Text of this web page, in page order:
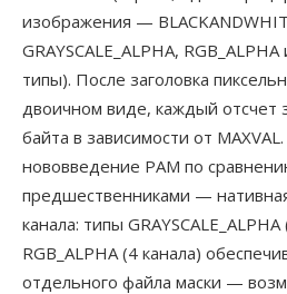
изображения —
GRAYSCALE_ALPHA,
типы). После заголовка
двоичном виде, каждый отсчет
байта в зависимости от
нововведение PAM по
предшественниками —
канала: типы
RGB_ALPHA (4 канала)
отдельного файла маски —